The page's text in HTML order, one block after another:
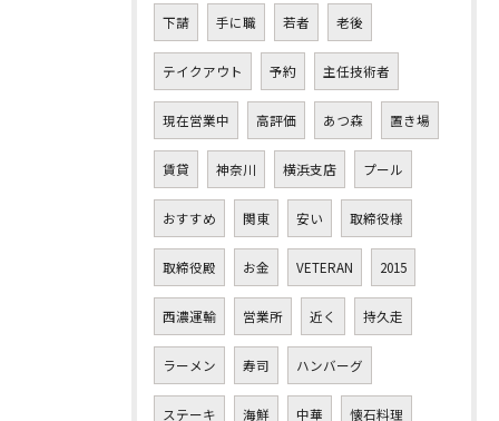
下請 手に職 若者 老後
テイクアウト 予約 主任技術者
現在営業中 高評価 あつ森 置き場
賃貸 神奈川 横浜支店 プール
おすすめ 関東 安い 取締役様
取締役殿 お金 VETERAN 2015
西濃運輸 営業所 近く 持久走
ラーメン 寿司 ハンバーグ
ステーキ 海鮮 中華 懐石料理